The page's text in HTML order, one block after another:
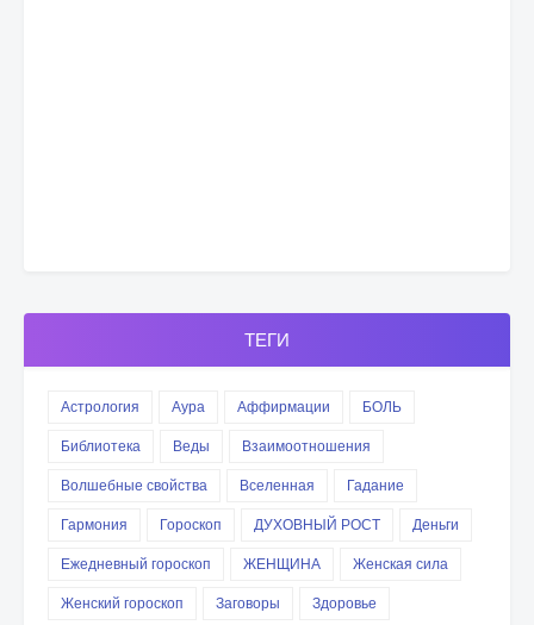
ТЕГИ
Астрология Аура Аффирмации
БОЛЬ
Библиотека
Веды
Взаимоотношения
Волшебные свойства
Вселенная
Гадание
Гармония
Гороскоп ДУХОВНЫЙ РОСТ
Деньги
Ежедневный гороскоп
ЖЕНЩИНА
Женская сила
Женский гороскоп
Заговоры
Здоровье